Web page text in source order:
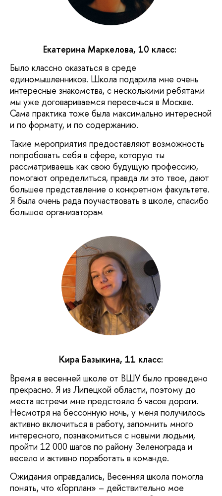
Екатерина Маркелова, 10 класс:
Было классно оказаться в среде
единомышленников. Школа подарила мне очень
интересные знакомства, с несколькими ребятами
мы уже договариваемся пересечься в Москве.
Сама практика тоже была максимально интересной
и по формату, и по содержанию.
Такие мероприятия предоставляют возможность
попробовать себя в сфере, которую ты
рассматриваешь как свою будущую профессию,
помогают определиться, правда ли это твое, дают
большее представление о конкретном факультете.
Я была очень рада поучаствовать в школе, спасибо
большое организаторам
Кира Базыкина, 11 класс:
Время в весенней школе от ВШУ было проведено
прекрасно. Я из Липецкой области, поэтому до
места встречи мне предстояло 6 часов дороги.
Несмотря на бессонную ночь, у меня получилось
активно включиться в работу, запомнить много
интересного, познакомиться с новыми людьми,
пройти 12 000 шагов по району Зеленограда и
весело и активно поработать в команде.
Ожидания оправдались, Весенняя школа помогла
понять, что «Горплан» – действительно мое